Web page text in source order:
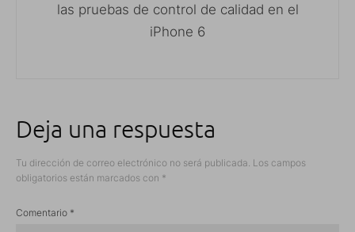
las pruebas de control de calidad en el
iPhone 6
Deja una respuesta
Tu dirección de correo electrónico no será publicada. Los campos
obligatorios están marcados con *
Comentario *